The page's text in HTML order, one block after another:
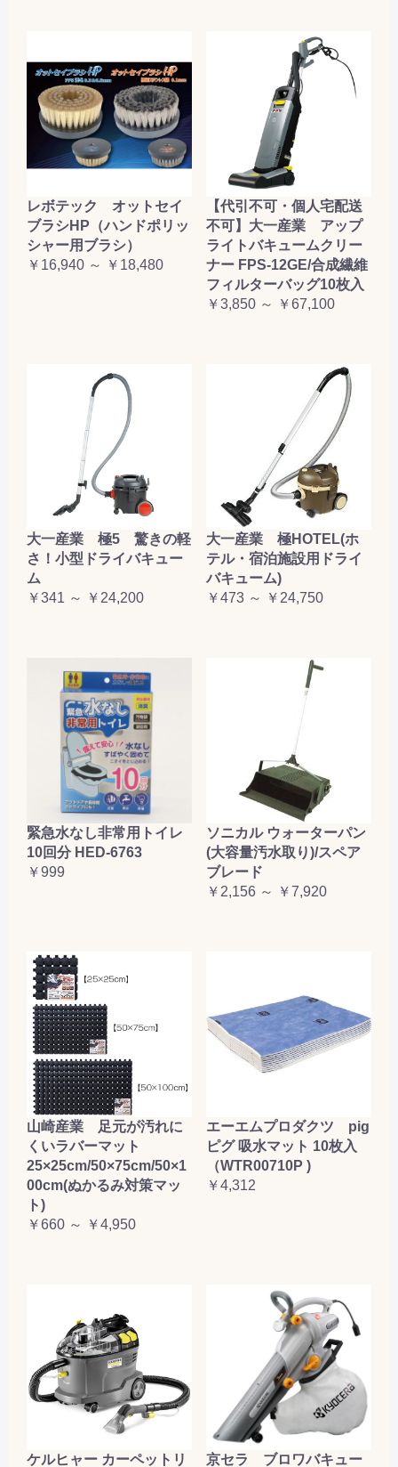
レボテック オットセイ
ブラシHP（ハンドポリッ
シャー用ブラシ）
￥16,940 ～ ￥18,480
【代引不可・個人宅配送
不可】大一産業 アップ
ライトバキュームクリー
ナー FPS-12GE/合成繊維
フィルターバッグ10枚入
￥3,850 ～ ￥67,100
大一産業 極5 驚きの軽
さ！小型ドライバキュー
ム
￥341 ～ ￥24,200
大一産業 極HOTEL(ホ
テル・宿泊施設用ドライ
バキューム)
￥473 ～ ￥24,750
緊急水なし非常用トイレ
10回分 HED-6763
￥999
ソニカル ウォーターパン
(大容量汚水取り)/スペア
ブレード
￥2,156 ～ ￥7,920
山崎産業 足元が汚れに
くいラバーマット
25×25cm/50×75cm/50×1
00cm(ぬかるみ対策マッ
ト)
￥660 ～ ￥4,950
エーエムプロダクツ pig
ピグ 吸水マット 10枚入
（WTR00710P )
￥4,312
ケルヒャー カーペットリ 京セラ ブロワバキュー